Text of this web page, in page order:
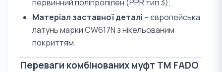
первинний поліпропілен (PPR тип 3);
Матеріал заставної деталі – європейська
латунь марки CW617N з нікельованим
покриттям.
Переваги комбінованих муфт TM FADO